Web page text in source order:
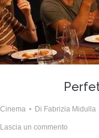
Cinema Di Fabrizia Midulla
Lascia un commento